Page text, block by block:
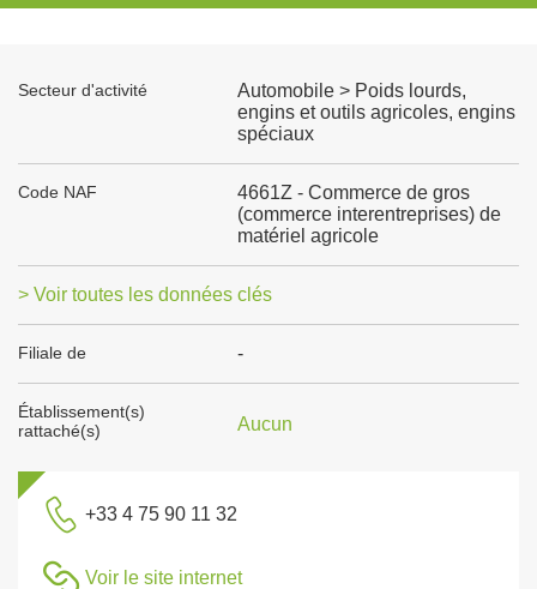
Secteur d'activité
Automobile > Poids lourds,
engins et outils agricoles, engins
spéciaux
Code NAF
4661Z - Commerce de gros
(commerce interentreprises) de
matériel agricole
> Voir toutes les données clés
Filiale de -
Établissement(s)
rattaché(s)
Aucun
+33 4 75 90 11 32
Voir le site internet